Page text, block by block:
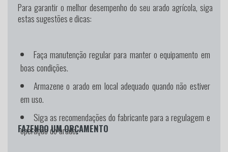
Para garantir o melhor desempenho do seu arado agrícola, siga
estas sugestões e dicas:
Faça manutenção regular para manter o equipamento em
boas condições.
Armazene o arado em local adequado quando não estiver
em uso.
Siga as recomendações do fabricante para a regulagem e
operação do arado.
FAZENDO UM ORÇAMENTO